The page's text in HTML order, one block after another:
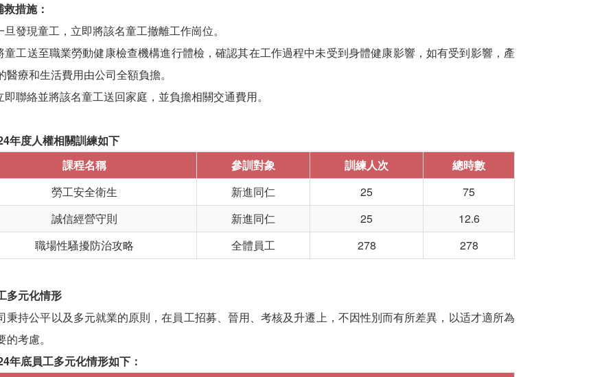
措施：
旦發現童工，立即將該名童工撤離工作崗位。
童工送至職業勞動健康檢查機構進行體檢，確認其在工作過程中未受到身體健康影響，如有受到影響，產
醫療和生活費用由公司全額負擔。
即聯絡並將該名童工送回家庭，並負擔相關交通費用。
年度人權相關訓練如下
課程名稱
參訓對象 訓練人次
總時數
勞工安全衛生
新進同仁 25
75
誠信經營守則
新進同仁 25
12.6
職場性騷擾防治攻略
全體員工 278 278
多元化情形
秉持公平以及多元就業的原則，在員工招募、晉用、考核及升遷上，不因性別而有所差異，以适才適所為
的考慮。
年底員工多元化情形如下：